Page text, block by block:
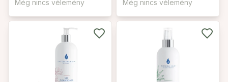
Még nincs vélemény Még nincs vélemény